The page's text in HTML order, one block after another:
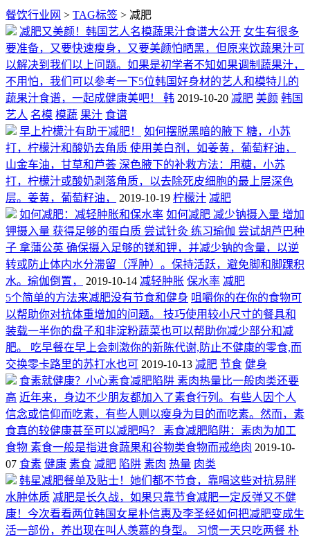
餐饮行业网 > TAG标签 > 减肥
减肥又美颜！韩国艺人名模蔬果汁食谱大公开 女生有很多
要准备，又要快速瘦身，又要美颜怕晒黑，但原来饮蔬果汁可
以解决到我们以上问题。如果是初学者不知如果调制蔬果汁，
不用怕，我们可以参考一下5位韩国好身材的艺人和模特儿的
蔬果汁食谱，一起成健康美吧！ 韩 2019-10-20 减肥 美颜 韩国
艺人 名模 模蔬 果汁 食谱
早上柠檬汁有助于减肥！
如何摆脱黑暗的腋下 糖，小苏
打，柠檬汁和酸奶去角质 使用美白剂，如姜黄，葡萄籽油，
山金车油，甘草和芦荟 深色腋下的补救方法：用糖，小苏
打，柠檬汁或酸奶剥落角质，以去除死皮细胞的最上层深色
层。姜黄，葡萄籽油，
2019-10-19 柠檬汁 减肥
如何减肥：减轻肿胀和保水率 如何减肥 减少钠摄入量 增加
钾摄入量 获得足够的蛋白质 尝试针灸 练习瑜伽 尝试胡芦巴种
子 拿蒲公英 确保摄入足够的镁和钾，并减少钠的含量，以逆
转或防止体内水分滞留（浮肿）。保持活跃，避免脚和脚踝积
水。瑜伽倒置，
2019-10-14 减轻肿胀 保水率 减肥
5个简单的方法来减肥没有节食和健身 咀嚼你的在你的食物可
以帮助你对抗体重增加的问题。 技巧使用较小尺寸的餐具和
装载一半你的盘子和非淀粉蔬菜也可以帮助你减少部分和减
肥。 吃早餐在早上会刺激你的新陈代谢,防止不健康的零食,而
交换零卡路里的苏打水也可 2019-10-13 减肥 节食 健身
食素就健康？小心素食减肥陷阱 素肉热量比一般肉类还要
高 近年来，身边不少朋友都加入了素食行列。有些人因个人
信念或信仰而吃素，有些人则以瘦身为目的而吃素。然而，素
食真的较健康甚至可以减肥吗？ 素食减肥陷阱：素肉为加工
食物 素食一般是指进食蔬果和谷物类食物而戒绝肉 2019-10-
07 食素 健康 素食 减肥 陷阱 素肉 热量 肉类
韩星减肥餐单及贴士！她们都不节食，靠喝这些对抗易胖
水肿体质 减肥是长久战，如果只靠节食减肥一定反弹又不健
康！今次看看两位韩国女星朴信惠及李圣经如何把减肥变成生
活一部份，养出现在叫人羡慕的身型。 习惯一天只吃两餐 朴